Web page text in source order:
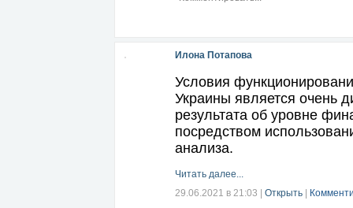
Илона Потапова
Условия
Украины является очень
результата об уровне
посредством
анализа.
Читать далее...
29.06.2021 в 21:03
Открыть